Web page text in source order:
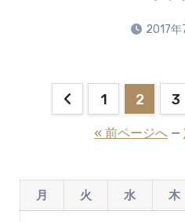
2017年
1 2 3
« 前ページへ —
月 火 水 木